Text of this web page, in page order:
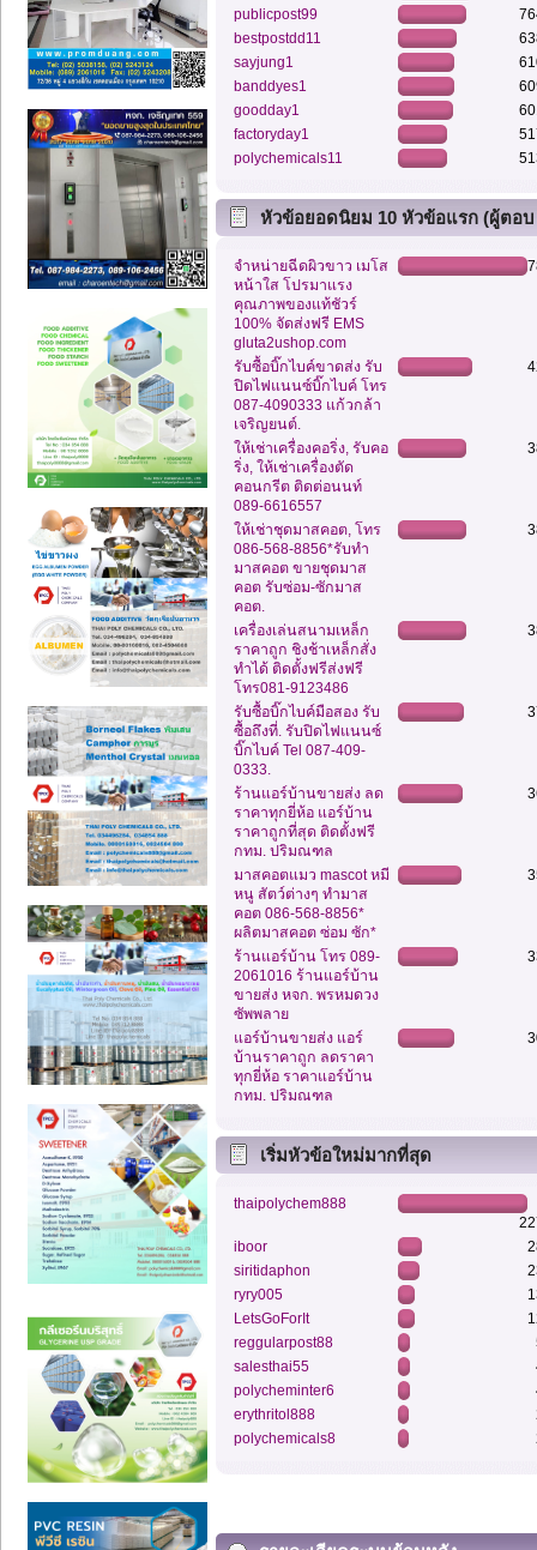
publicpost99
bestpostdd11
sayjung1
banddyes1
goodday1
factoryday1
polychemicals11
หัวข้อยอดนิยม 10 หัวข้อแรก (ผู้ตอบ
สูงสุด)
จำหน่ายฉีดผิวขาว เมโส
หน้าใส โปรมาแรง
คุณภาพของแท้ชัวร์
100% จัดส่งฟรี EMS
gluta2ushop.com
รับซื้อบิ๊กไบค์ขาดส่ง รับ
ปิดไฟแนนซ์บิ๊กไบค์ โทร
087-4090333 แก้วกล้า
เจริญยนต์.
ให้เช่าเครื่องคอริ่ง, รับคอ
ริ่ง, ให้เช่าเครื่องตัด
คอนกรีต ติดต่อนนท์
089-6616557
ให้เช่าชุดมาสคอต, โทร
086-568-8856*รับทำ
มาสคอต ขายชุดมาส
คอต รับซ่อม-ซักมาส
คอต.
เครื่องเล่นสนามเหล็ก
ราคาถูก ชิงช้าเหล็กสั่ง
ทำได้ ติดตั้งฟรีส่งฟรี
โทร081-9123486
รับซื้อบิ๊กไบค์มือสอง รับ
ซื้อถึงที่. รับปิดไฟแนนซ์
บิ๊กไบค์ Tel 087-409-
0333.
ร้านแอร์บ้านขายส่ง ลด
ราคาทุกยี่ห้อ แอร์บ้าน
ราคาถูกที่สุด ติดตั้งฟรี
กทม. ปริมณฑล
มาสคอตแมว mascot หมี
หนู สัตว์ต่างๆ ทำมาส
คอต 086-568-8856*
ผลิตมาสคอต ซ่อม ซัก*
ร้านแอร์บ้าน โทร 089-
2061016 ร้านแอร์บ้าน
ขายส่ง หจก. พรหมดวง
ซัพพลาย
แอร์บ้านขายส่ง แอร์
บ้านราคาถูก ลดราคา
ทุกยี่ห้อ ราคาแอร์บ้าน
กทม. ปริมณฑล
เริ่มหัวข้อใหม่มากที่สุด
thaipolychem888
iboor
siritidaphon
ryry005
LetsGoForIt
reggularpost88
salesthai55
polycheminter6
erythritol888
polychemicals8